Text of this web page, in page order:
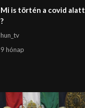
Mi is történ a covid alatt
?
hun_tv
9 hónap